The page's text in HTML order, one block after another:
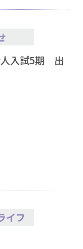
人入試5期 出
イフ